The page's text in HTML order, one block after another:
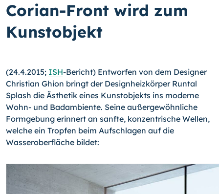
Corian-Front wird zum
Kunstobjekt
(24.4.2015; ISH-Bericht) Entworfen von dem Designer
Christian Ghion bringt der De­signheizkörper Runtal
Splash die Ästhetik eines Kunstobjekts ins moderne
Wohn- und Badambiente. Seine außergewöhnliche
Formgebung erinnert an sanfte, konzentrische Wellen,
welche ein Tropfen beim Aufschlagen auf die
Wasseroberfläche bildet: